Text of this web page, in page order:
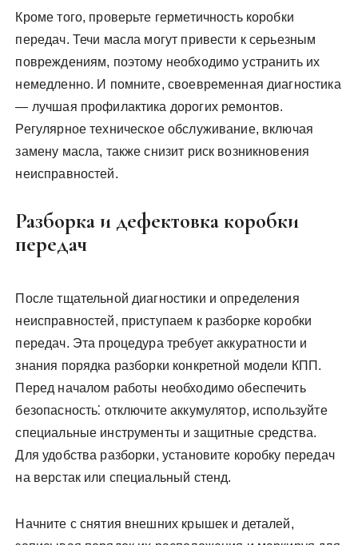
Кроме того, проверьте герметичность коробки
передач. Течи масла могут привести к серьезным
повреждениям, поэтому необходимо устранить их
немедленно. И помните, своевременная диагностика
— лучшая профилактика дорогих ремонтов.
Регулярное техническое обслуживание, включая
замену масла, также снизит риск возникновения
неисправностей.
Разборка и дефектовка коробки
передач
После тщательной диагностики и определения
неисправностей, приступаем к разборке коробки
передач. Эта процедура требует аккуратности и
знания порядка разборки конкретной модели КПП.
Перед началом работы необходимо обеспечить
безопасность⁚ отключите аккумулятор, используйте
специальные инструменты и защитные средства.
Для удобства разборки, установите коробку передач
на верстак или специальный стенд.
Начните с снятия внешних крышек и деталей,